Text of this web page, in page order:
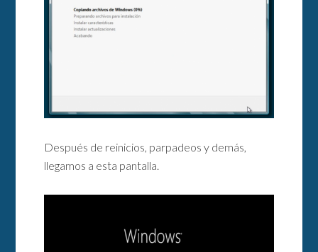
Después de reinicios, parpadeos y demás,
llegamos a esta pantalla.